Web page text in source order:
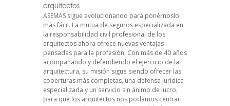
arquitectos
ASEMAS sigue evolucionando para ponérnoslo
más fácil. La mutua de seguros especializada en
la responsabilidad civil profesional de los
arquitectos ahora ofrece nuevas ventajas
pensadas para la profesión. Con más de 40 años
acompañando y defendiendo el ejercicio de la
arquitectura, su misión sigue siendo ofrecer las
coberturas más completas, una defensa jurídica
especializada y un servicio sin ánimo de lucro,
para que los arquitectos nos podamos centrar